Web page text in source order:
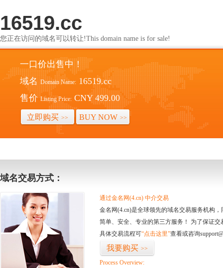
16519.cc
您正在访问的域名可以转让!This domain name is for sale!
一口价出售中！
域名 Domain Name: 16519.cc
售价 Listing Price: CNY 499.00
立即购买 >> BUY NOW >>
域名交易方式：
通过金名网(4.cn) 中介交易
金名网(4.cn)是全球领先的域名交易服务机构
简单、安全、专业的第三方服务！ 为了保证
具体交易流程可“点击这里”查看或咨询
我要购买 >>
Process Overview: